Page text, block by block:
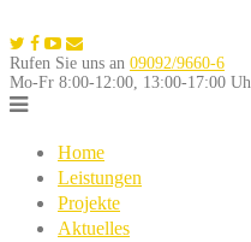
to
content
Rufen Sie uns an 09092/9660-6
Mo-Fr 8:00-12:00, 13:00-17:00
Home
Leistungen
Projekte
Aktuelles